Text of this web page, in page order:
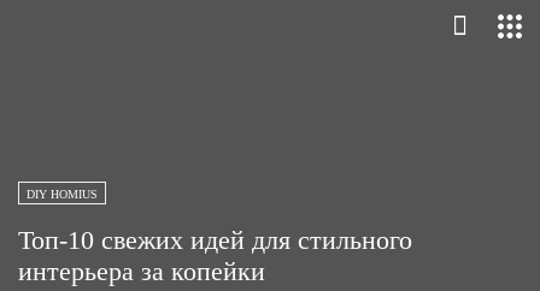
DIY HOMIUS
Топ-10 свежих идей для стильного
интерьера за копейки